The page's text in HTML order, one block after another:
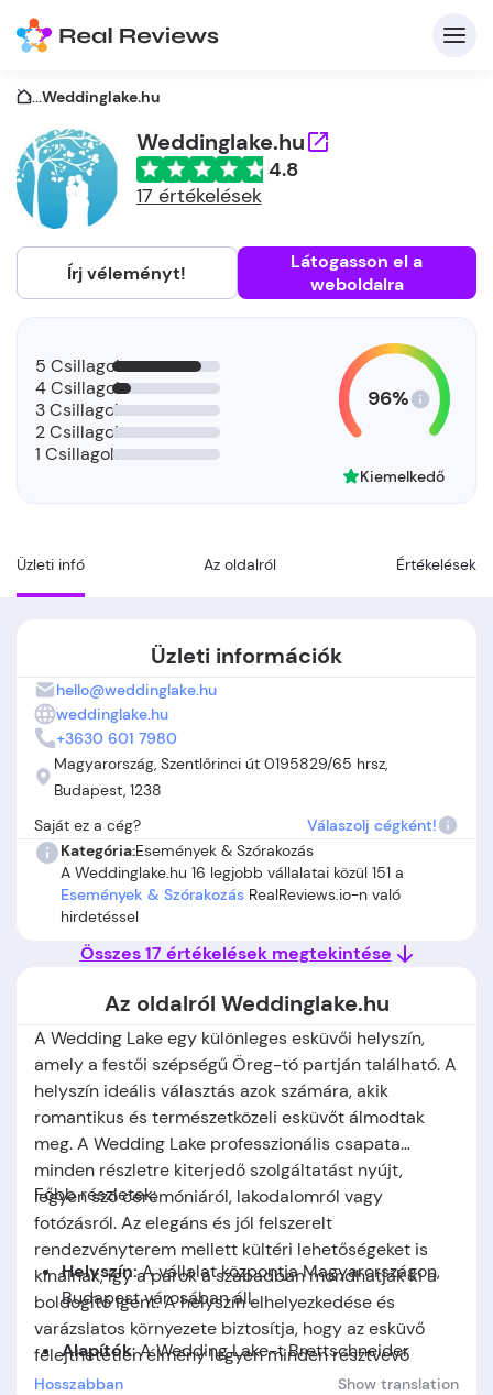
...Weddinglake.hu
Weddinglake.hu
4.8
17 értékelések
Írj véleményt!
Látogasson el a
weboldalra
Üzleti infó Az oldalról Értékelések
5 Csillagok
4 Csillagok
3 Csillagok
2 Csillagok
1 Csillagok
96%
Kiemelkedő
Üzleti információk
hello@weddinglake.hu
weddinglake.hu
+3630 601 7980
Magyarország, Szentlőrinci út 0195829/65 hrsz,
Budapest, 1238
Saját ez a cég?
Válaszolj cégként!
Kategória:Események & Szórakozás
A Weddinglake.hu 16 legjobb vállalatai közül 151 a
Események & Szórakozás RealReviews.io-n való
hirdetéssel
Összes 17 értékelések megtekintése
Az oldalról Weddinglake.hu
A Wedding Lake egy különleges esküvői helyszín,
amely a festői szépségű Öreg-tó partján található. A
helyszín ideális választás azok számára, akik
romantikus és természetközeli esküvőt álmodtak
meg. A Wedding Lake professzionális csapata
minden részletre kiterjedő szolgáltatást nyújt,
legyen szó ceremóniáról, lakodalomról vagy
fotózásról. Az elegáns és jól felszerelt
rendezvényterem mellett kültéri lehetőségeket is
kínálnak, így a párok a szabadban mondhatják ki a
boldogító igent. A helyszín elhelyezkedése és
varázslatos környezete biztosítja, hogy az esküvő
felejthetetlen élmény legyen minden résztvevő
számára. A Wedding Lake célja, hogy minden pár
Főbb részletek:
Helyszín:A vállalat központja Magyarországon,
Budapest városában áll.
Alapítók:A Wedding Lake-t Brettschneider
Árpád alapította.
Hosszabban Show translation